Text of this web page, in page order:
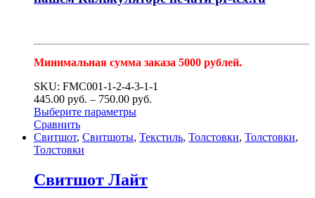
Минимальная сумма заказа 5000 рублей.
SKU: FMC001-1-2-4-3-1-1
445.00 руб. – 750.00 руб.
Выберите параметры
Сравнить
Свитшот, Свитшоты, Текстиль, Толстовки, Толстовки,
Толстовки
Свитшот Лайт